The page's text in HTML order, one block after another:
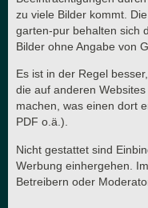
zu viele Bilder kommt.
garten-pur behalten sich
Bilder ohne Angabe von
Es ist in der Regel
die auf anderen
machen, was einen dort
PDF o.ä.).
Nicht gestattet sind
Werbung einhergehen.
Betreibern oder